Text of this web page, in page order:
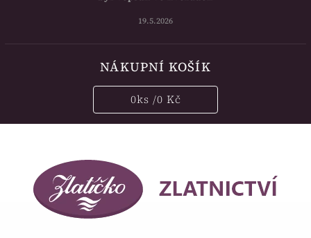
19.5.2026
NÁKUPNÍ KOŠÍK
0ks /0 Kč